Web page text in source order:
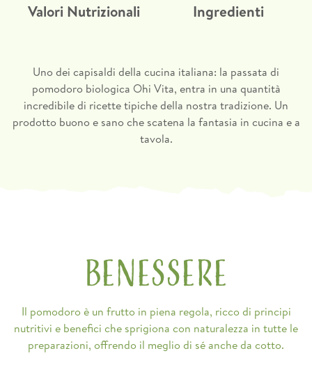
Ingredienti
Valori Nutrizionali
Energia
141 kJ / 33 kcal
di cui acidi grassi saturi
Carboidrati
di cui zuccheri
4,8 g
Uno dei capisaldi della cucina italiana: la passata di
pomodoro biologica Ohi Vita, entra in una quantità
incredibile di ricette tipiche della nostra tradizione. Un
prodotto buono e sano che scatena la fantasia in cucina e a
tavola.
Benessere
Il pomodoro è un frutto in piena regola, ricco di principi
nutritivi e benefici che sprigiona con naturalezza in tutte le
preparazioni, offrendo il meglio di sé anche da cotto.